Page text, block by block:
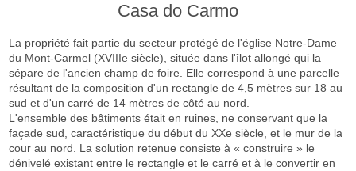
Casa do Carmo
La propriété fait partie du secteur protégé de l'église Notre-Dame
du Mont-Carmel (XVIIIe siècle), située dans l'îlot allongé qui la
sépare de l'ancien champ de foire. Elle correspond à une parcelle
résultant de la composition d'un rectangle de 4,5 mètres sur 18 au
sud et d'un carré de 14 mètres de côté au nord.
L'ensemble des bâtiments était en ruines, ne conservant que la
façade sud, caractéristique du début du XXe siècle, et le mur de la
cour au nord. La solution retenue consiste à « construire » le
dénivelé existant entre le rectangle et le carré et à le convertir en